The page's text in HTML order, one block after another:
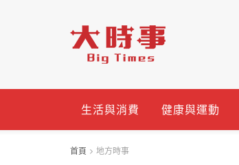
生活與消費 健康與運動
首頁 地方時事